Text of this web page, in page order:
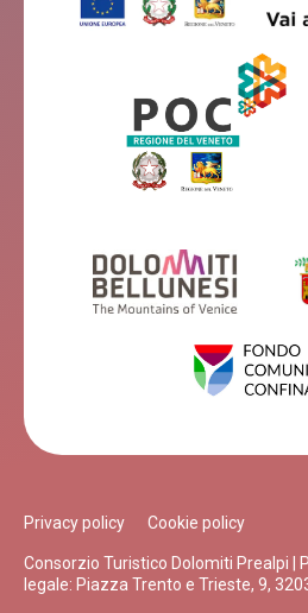
Privacy policy Cookie policy
Consorzio Turistico Dolomiti Prealpi |
legale: Piazza Trento e Trieste, 9,